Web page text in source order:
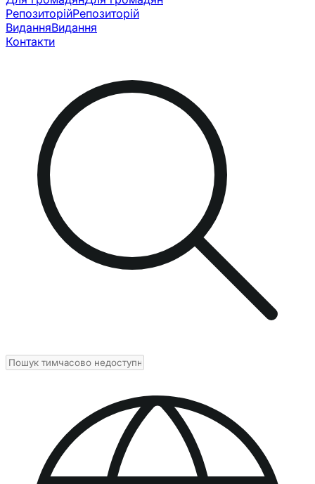
РепозиторійРепозиторій
ВиданняВидання
Контакти